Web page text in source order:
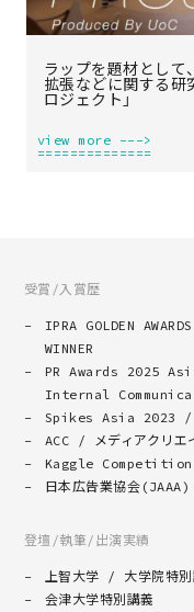
ラップを題材として
拡張などに関する研
ロジェクト」
view more --->
==============
受賞/入賞歴
IPRA GOLDEN
WINNER
PR Awards 2025
Internal
Spikes Asia 2023 /
ACC / メディアクリエ
Kaggle
日本広告業協会
登壇/執筆/出演実績
上智大学 / 大学院特別
会津大学特別講義